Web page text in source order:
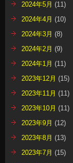
2024年5月 (11)
2024年4月 (10)
2024年3月 (8)
2024年2月 (9)
2024年1月 (11)
2023年12月 (15)
2023年11月 (11)
2023年10月 (11)
2023年9月 (12)
2023年8月 (13)
2023年7月 (15)